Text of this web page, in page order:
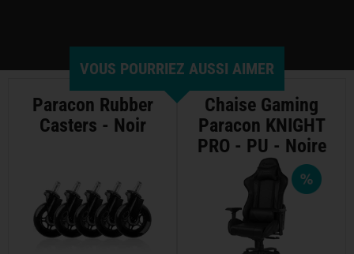
VOUS POURRIEZ AUSSI AIMER
Paracon Rubber
Casters - Noir
Chaise Gaming
Paracon KNIGHT
PRO - PU - Noire